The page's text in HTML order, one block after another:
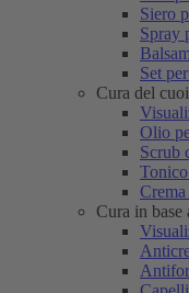
Siero
Spray
Set
Cura del
Olio
Scrub
Crema
Cura in